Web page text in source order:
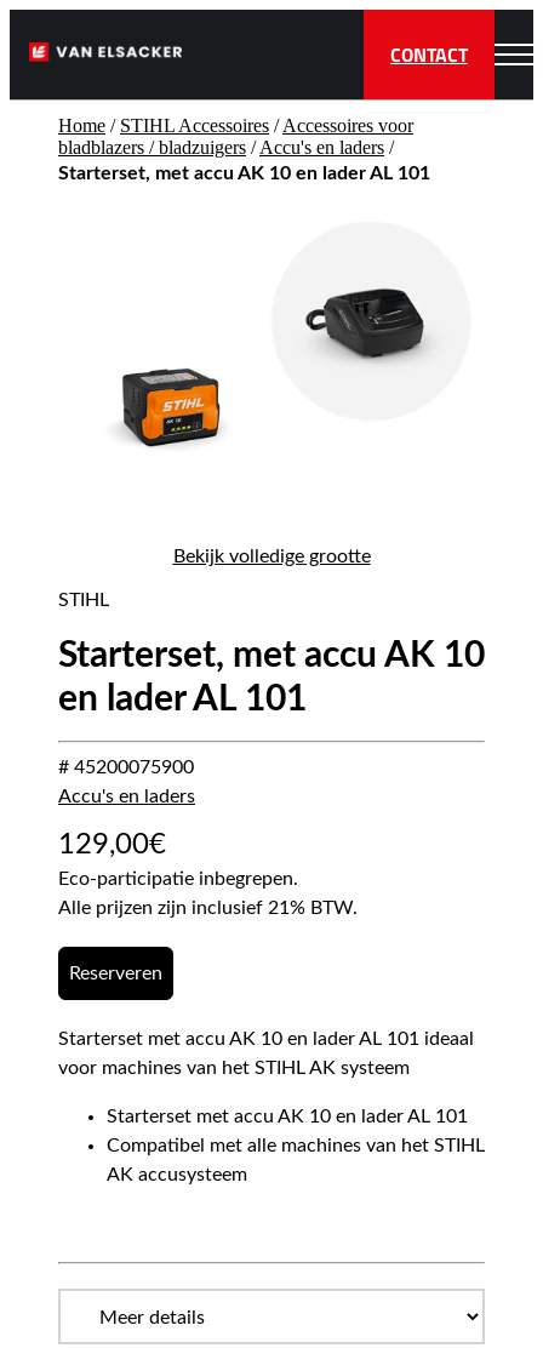
CONTACT
Home / STIHL Accessoires /Accessoires voor
bladblazers / bladzuigers /Accu's en laders /
Starterset, met accu AK 10 en lader AL 101
Bekijk volledige grootte
STIHL
Starterset, met accu AK 10
en lader AL 101
# 45200075900
Accu's en laders
129,00€
Eco-participatie inbegrepen.
Alle prijzen zijn inclusief 21% BTW.
Reserveren
Starterset met accu AK 10 en lader AL 101 ideaal
voor machines van het STIHL AK systeem
Starterset met accu AK 10 en lader AL 101
Compatibel met alle machines van het STIHL
AK accusysteem